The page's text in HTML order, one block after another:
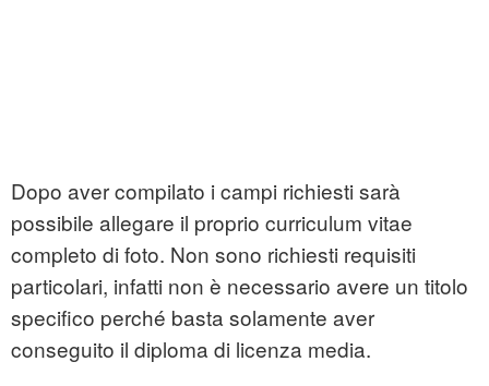
Dopo aver compilato i campi richiesti sarà
possibile allegare il proprio curriculum vitae
completo di foto. Non sono richiesti requisiti
particolari, infatti non è necessario avere un titolo
specifico perché basta solamente aver
conseguito il diploma di licenza media.